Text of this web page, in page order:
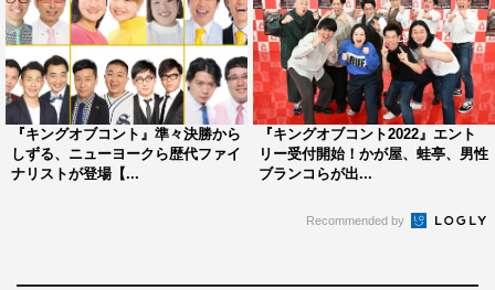
候補者：春山優（俳優）
片桐とのユニット名：ヤマタノオロチ
3組目
候補者：ユウキロック（元ハリガネロック／コメディ・イ
ンストラクター）
『キングオブコント』準々決勝から
しずる、ニューヨークら歴代ファイ
ナリストが登場【...
『キングオブコント2022』エント
リー受付開始！かが屋、蛙亭、男性
ブランコらが出...
Recommended by